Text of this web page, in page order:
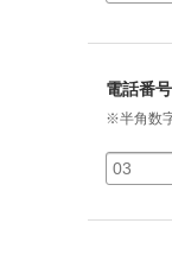
電話番号
※半角数